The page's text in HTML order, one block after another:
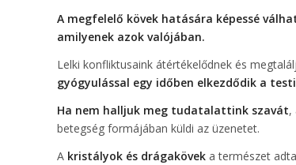
A megfelelő kövek hatására képessé
amilyenek azok valójában.
Lelki konfliktusaink átértékelődnek és
gyógyulással egy időben elkezdődik a
Ha nem halljuk meg tudatalattink szavát,
betegség formájában küldi az üzenetet.
A kristályok és drágakövek a természet